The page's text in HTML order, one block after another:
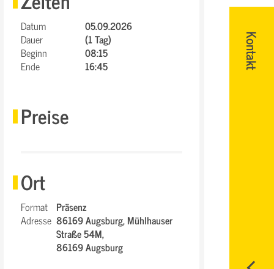
Kontakt
Datum
05.09.2026
Dauer
(1 Tag)
Beginn
08:15
Ende
16:45
Preise
Ort
Format Präsenz
Adresse 86169 Augsburg,Mühlhauser
Straße 54M,
86169 Augsburg